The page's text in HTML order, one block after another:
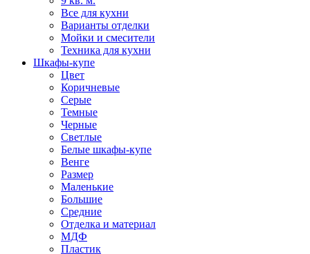
Все для кухни
Варианты отделки
Мойки и смесители
Техника для кухни
Шкафы-купе
Цвет
Коричневые
Серые
Темные
Черные
Светлые
Белые шкафы-купе
Венге
Размер
Маленькие
Большие
Средние
Отделка и материал
МДФ
Пластик